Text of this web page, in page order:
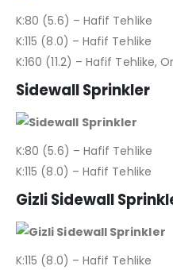
K:80 (5.6) – Hafif Tehlike
K:115 (8.0) – Hafif Tehlike
K:160 (11.2) – Hafif Tehlike,
Sidewall Sprinkler
K:80 (5.6) – Hafif Tehlike
K:115 (8.0) – Hafif Tehlike
Gizli Sidewall
K:115 (8.0) – Hafif Tehlike